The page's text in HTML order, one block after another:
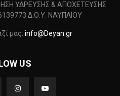
ΥΔΡΕΥΣΗΣ & ΑΠΟΧΕΤΕΥΣΗΣ
Δ.Ο.Υ. ΝΑΥΠΛΙΟΥ
μας: info@Deyan.gr
US